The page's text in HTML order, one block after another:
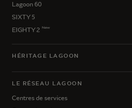
Lagoon 60
SIXTY 5
EIGHTY 2 New
HÉRITAGE LAGOON
LE RÉSEAU LAGOON
Centres de services